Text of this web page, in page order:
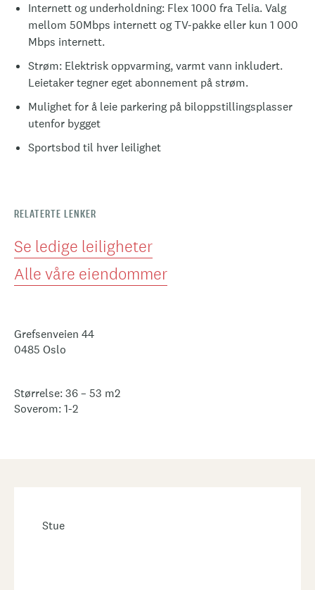
Internett og underholdning: Flex 1000 fra Telia. Valg
mellom 50Mbps internett og TV-pakke eller kun 1 000
Mbps internett.
Strøm: Elektrisk oppvarming, varmt vann inkludert.
Leietaker tegner eget abonnement på strøm.
Mulighet for å leie parkering på biloppstillingsplasser
utenfor bygget
Sportsbod til hver leilighet
RELATERTE LENKER
Se ledige leiligheter
Alle våre eiendommer
Grefsenveien 44
0485 Oslo
Størrelse: 36 – 53 m2
Soverom: 1-2
Stue